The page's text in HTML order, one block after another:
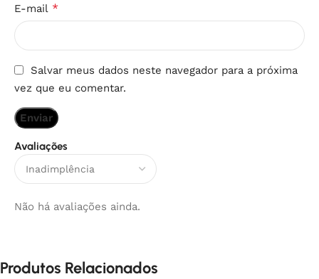
Avaliações
Não há avaliações ainda.
E-mail *
Salvar meus dados neste navegador para a próxima
vez que eu comentar.
Produtos Relacionados